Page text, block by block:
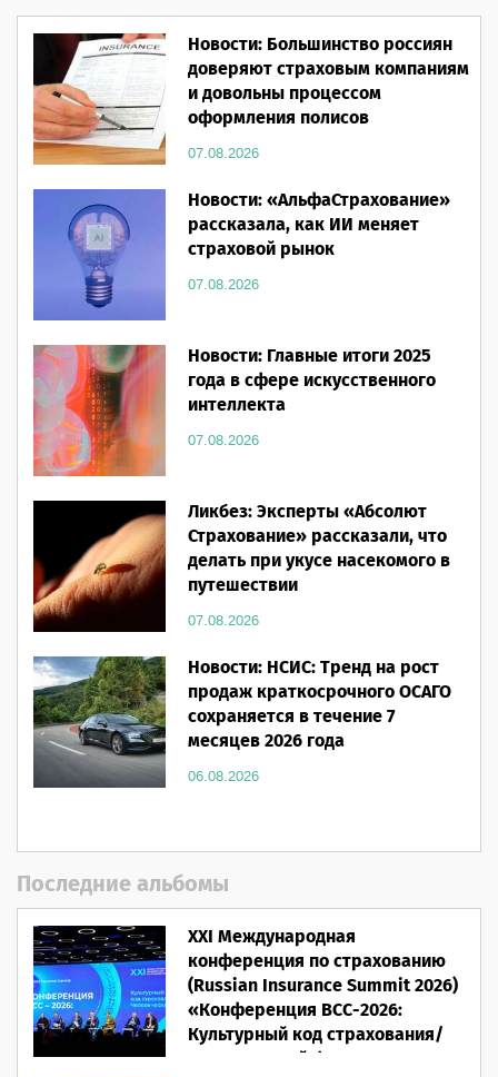
Новости: Большинство россиян
доверяют страховым компаниям
и довольны процессом
оформления полисов
07.08.2026
Новости: «АльфаСтрахование»
рассказала, как ИИ меняет
страховой рынок
07.08.2026
Новости: Главные итоги 2025
года в сфере искусственного
интеллекта
07.08.2026
Ликбез: Эксперты «Абсолют
Страхование» рассказали, что
делать при укусе насекомого в
путешествии
07.08.2026
Новости: НСИС: Тренд на рост
продаж краткосрочного ОСАГО
сохраняется в течение 7
месяцев 2026 года
06.08.2026
Последние альбомы
XXI Международная
конференция по страхованию
(Russian Insurance Summit 2026)
«Конференция ВСС-2026:
Культурный код страхования/
Человеческий фактор»